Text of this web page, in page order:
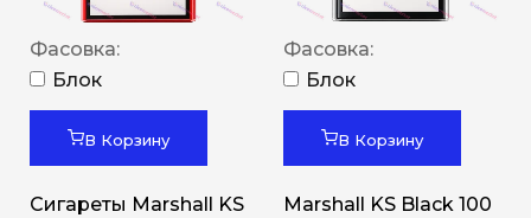
Фасовка:
Блок
В Корзину
Сигареты Marshall KS
Фасовка:
Блок
В Корзину
Marshall KS Black 100